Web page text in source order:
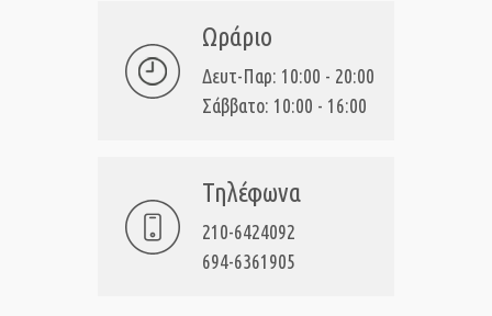
Ωράριο
Δευτ-Παρ: 10:00 - 20:00
Σάββατο: 10:00 - 16:00
Τηλέφωνα
210-6424092
694-6361905